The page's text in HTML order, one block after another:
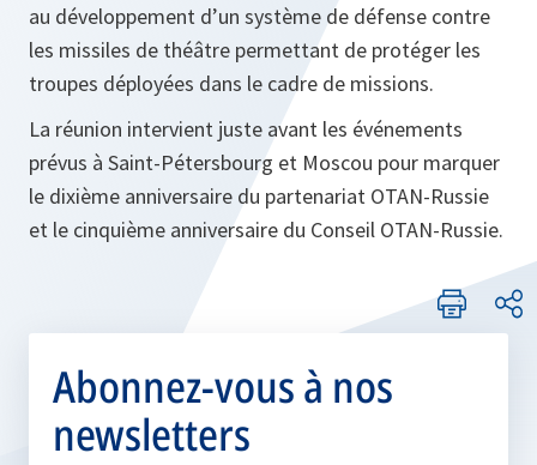
au développement d’un système de défense contre
les missiles de théâtre permettant de protéger les
troupes déployées dans le cadre de missions.
La réunion intervient juste avant les événements
prévus à Saint-Pétersbourg et Moscou pour marquer
le dixième anniversaire du partenariat OTAN-Russie
et le cinquième anniversaire du Conseil OTAN-Russie.
Abonnez-vous à nos
newsletters